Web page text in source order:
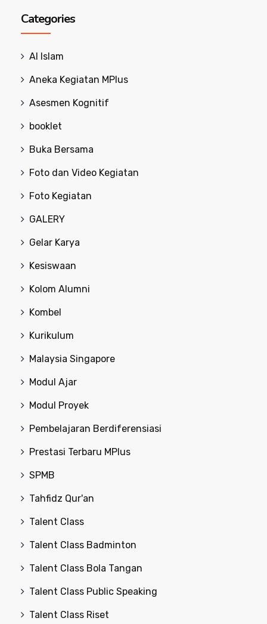
Categories
Al Islam
Aneka Kegiatan MPlus
Asesmen Kognitif
booklet
Buka Bersama
Foto dan Video Kegiatan
Foto Kegiatan
GALERY
Gelar Karya
Kesiswaan
Kolom Alumni
Kombel
Kurikulum
Malaysia Singapore
Modul Ajar
Modul Proyek
Pembelajaran Berdiferensiasi
Prestasi Terbaru MPlus
SPMB
Tahfidz Qur'an
Talent Class
Talent Class Badminton
Talent Class Bola Tangan
Talent Class Public Speaking
Talent Class Riset